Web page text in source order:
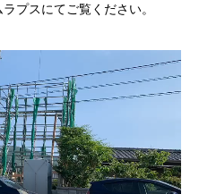
プスにてご覧ください。